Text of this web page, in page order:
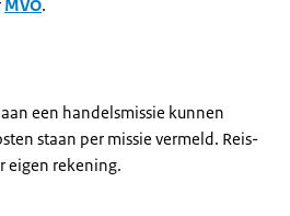
MVO.
een handelsmissie kunnen
staan per missie vermeld. Reis-
eigen rekening.